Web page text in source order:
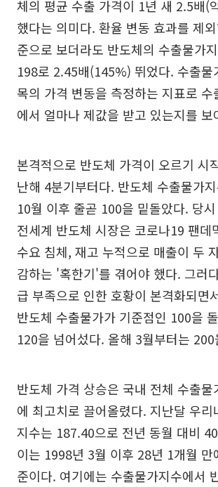
체의 평균 수출 가격이 1년 새 2.5배(
했다는 의미다. 환율 변동 효과를 제
준으로 보더라도 반도체의 수출물가
198로 2.45배(145%) 뛰었다. 수출물
목의 가격 변동을 측정하는 지표로 수
에서 얼마나 제값을 받고 있는지를 보
본격적으로 반도체 가격이 오르기 시
난해 4분기부터다. 반도체 수출물가
10월 이후 줄곧 100을 밑돌았다. 당
전세계 반도체 시장은 코로나19 팬데
수요 침체, 재고 누적으로 매출이 두
감하는 '혹한기'를 겪어야 했다. 그러
급 부족으로 인한 호황이 본격화되면
반도체 수출물가가 기준점인 100을
120을 넘어섰다. 올해 3월부터는
반도체 가격 상승은 국내 전체 수출물
에 최고치로 끌어올렸다. 지난달 우리
지수는 187.40으로 전년 동월 대비
이는 1998년 3월 이후 28년 1개월 만
준이다. 여기에는 수출물가지수에서